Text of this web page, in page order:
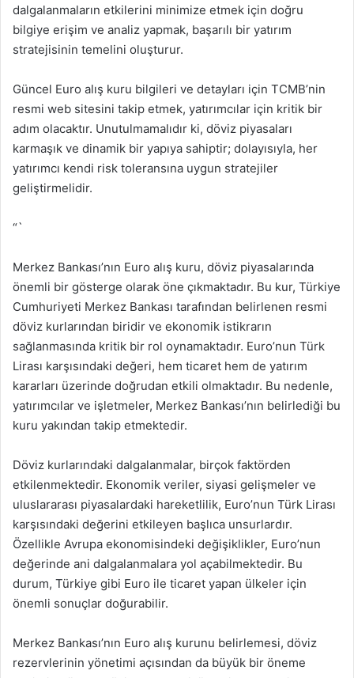
dalgalanmaların etkilerini minimize etmek için doğru
bilgiye erişim ve analiz yapmak, başarılı bir yatırım
stratejisinin temelini oluşturur.
Güncel Euro alış kuru bilgileri ve detayları için TCMB’nin
resmi web sitesini takip etmek, yatırımcılar için kritik bir
adım olacaktır. Unutulmamalıdır ki, döviz piyasaları
karmaşık ve dinamik bir yapıya sahiptir; dolayısıyla, her
yatırımcı kendi risk toleransına uygun stratejiler
geliştirmelidir.
“`
Merkez Bankası’nın Euro alış kuru, döviz piyasalarında
önemli bir gösterge olarak öne çıkmaktadır. Bu kur, Türkiye
Cumhuriyeti Merkez Bankası tarafından belirlenen resmi
döviz kurlarından biridir ve ekonomik istikrarın
sağlanmasında kritik bir rol oynamaktadır. Euro’nun Türk
Lirası karşısındaki değeri, hem ticaret hem de yatırım
kararları üzerinde doğrudan etkili olmaktadır. Bu nedenle,
yatırımcılar ve işletmeler, Merkez Bankası’nın belirlediği bu
kuru yakından takip etmektedir.
Döviz kurlarındaki dalgalanmalar, birçok faktörden
etkilenmektedir. Ekonomik veriler, siyasi gelişmeler ve
uluslararası piyasalardaki hareketlilik, Euro’nun Türk Lirası
karşısındaki değerini etkileyen başlıca unsurlardır.
Özellikle Avrupa ekonomisindeki değişiklikler, Euro’nun
değerinde ani dalgalanmalara yol açabilmektedir. Bu
durum, Türkiye gibi Euro ile ticaret yapan ülkeler için
önemli sonuçlar doğurabilir.
Merkez Bankası’nın Euro alış kurunu belirlemesi, döviz
rezervlerinin yönetimi açısından da büyük bir öneme